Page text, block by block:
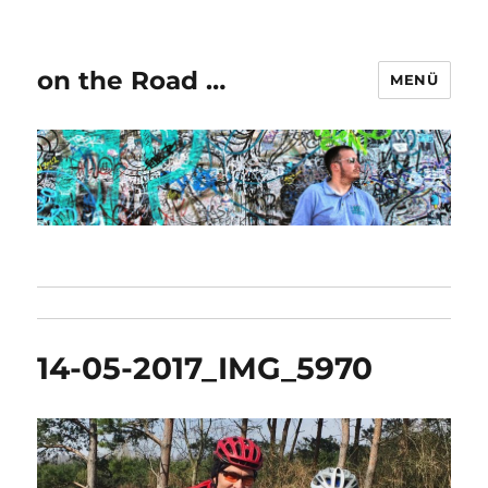
on the Road … MENÜ
14-05-2017_IMG_5970